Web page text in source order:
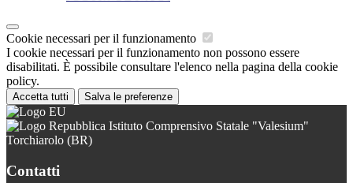
Cookie necessari per il funzionamento
I cookie necessari per il funzionamento non possono essere
disabilitati. È possibile consultare l'elenco nella pagina della cookie
policy.
Accetta tutti Salva le preferenze
Istituto Comprensivo Statale "Valesium"
Torchiarolo (BR)
Contatti